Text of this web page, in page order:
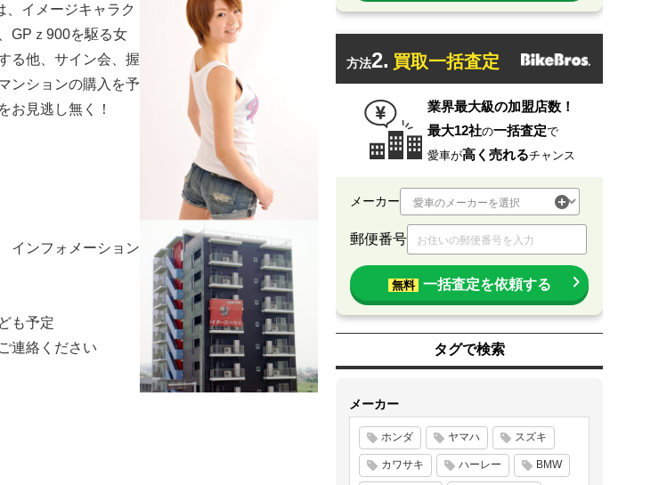
イメージキャラク
GPｚ900を駆る女
る他、サイン会、握
ンションの購入を予
お見逃し無く！
インフォメーション
予定
ください
方法2. 買取一括査定
業界最大級の加盟店数！
最大12社の一括査定で
愛車が高く売れるチャンス
メーカー
郵便番号
無料 一括査定を依頼する
タグで検索
メーカー
ホンダ ヤマハ スズキ
カワサキ ハーレー BMW